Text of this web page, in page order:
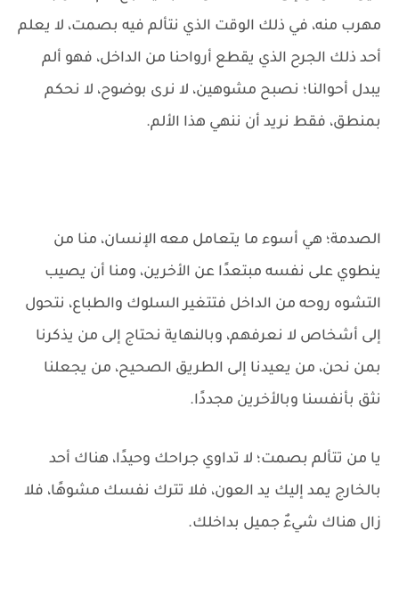
مهرب منه، في ذلك الوقت الذي نتألم فيه بصمت، لا يعلم
أحد ذلك الجرح الذي يقطع أرواحنا من الداخل، فهو ألم
يبدل أحوالنا؛ نصبح مشوهين، لا نرى بوضوح، لا نحكم
بمنطق، فقط نريد أن ننهي هذا الألم.
الصدمة؛ هي أسوء ما يتعامل معه الإنسان، منا من
ينطوي على نفسه مبتعدًا عن الأخرين، ومنا أن يصيب
التشوه روحه من الداخل فتتغير السلوك والطباع، نتحول
إلى أشخاص لا نعرفهم، وبالنهاية نحتاج إلى من يذكرنا
بمن نحن، من يعيدنا إلى الطريق الصحيح، من يجعلنا
نثق بأنفسنا وبالأخرين مجددًا.
يا من تتألم بصمت؛ لا تداوي جراحك وحيدًا، هناك أحد
بالخارج يمد إليك يد العون، فلا تترك نفسك مشوهًا، فلا
زال هناك شيءٌ جميل بداخلك.